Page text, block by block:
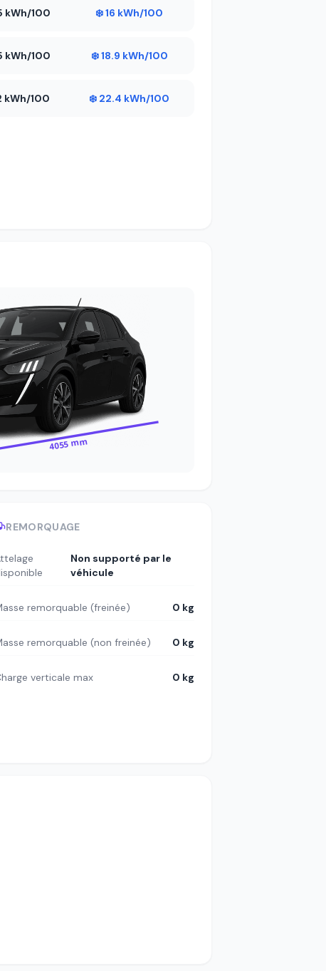
kWh/100 ❄️ 16 kWh/100
kWh/100 ❄️ 18.9 kWh/100
kWh/100 ❄️ 22.4 kWh/100
4055 mm
REMORQUAGE
Non supporté par le
véhicule
remorquable (freinée) 0 kg
remorquable (non freinée) 0 kg
verticale max 0 kg